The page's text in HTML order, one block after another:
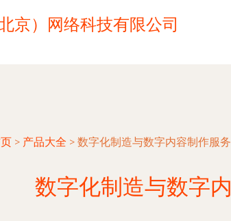
京）网络科技有限公司
> 产品大全 > 数字化制造与数字内容制作服
数字化制造与数字